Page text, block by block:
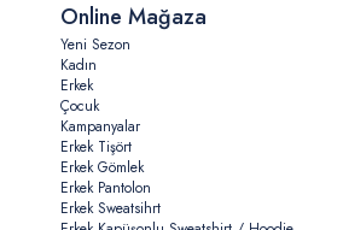
Online Mağaza
Yeni Sezon
Kadın
Erkek
Çocuk
Kampanyalar
Erkek Tişört
Erkek Gömlek
Erkek Pantolon
Erkek Sweatsihrt